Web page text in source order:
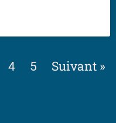
4 5 Suivant »